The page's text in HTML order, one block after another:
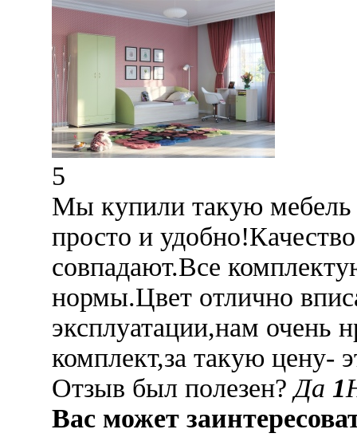
5
Мы купили такую мебель
просто и
совпадают.Все
нормы.Цвет отлично
эксплуатации,нам очень
комплект,за такую цену-
Отзыв был полезен?Да 1
Вас может